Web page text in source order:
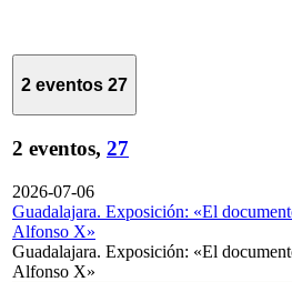
2 eventos 27
2 eventos, 27
2026-07-06
Guadalajara. Exposición: «El
Alfonso X»
Guadalajara. Exposición: «El
Alfonso X»